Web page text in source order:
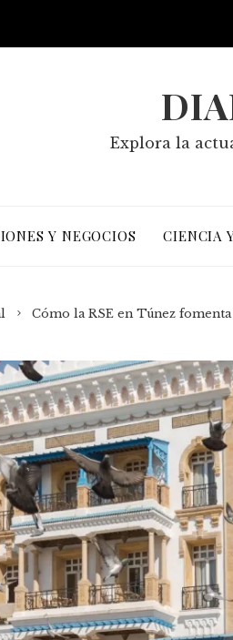
Explora la
Y NEGOCIOS CIENCIA
Cómo la RSE en Túnez